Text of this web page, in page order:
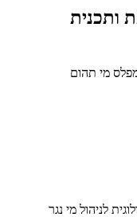
דעת ותכנית
לניהול מי נגר